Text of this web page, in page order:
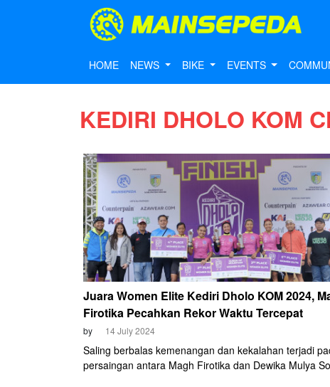
HOME NEWS BIKE EVENTS
KEDIRI DHOLO KOM
Juara Women Elite Kediri Dholo KOM 2024,
Firotika Pecahkan Rekor Waktu Tercepat
by 14 July 2024
Saling berbalas kemenangan dan kekalahan terjadi
persaingan antara Magh Firotika dan Dewika Mulya